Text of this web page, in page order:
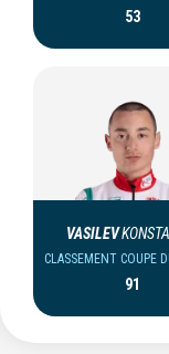
53
VASILEV
CLASSEMENT COUPE
91